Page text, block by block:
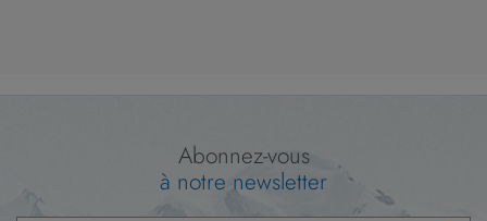
Abonnez-vous
à notre newsletter